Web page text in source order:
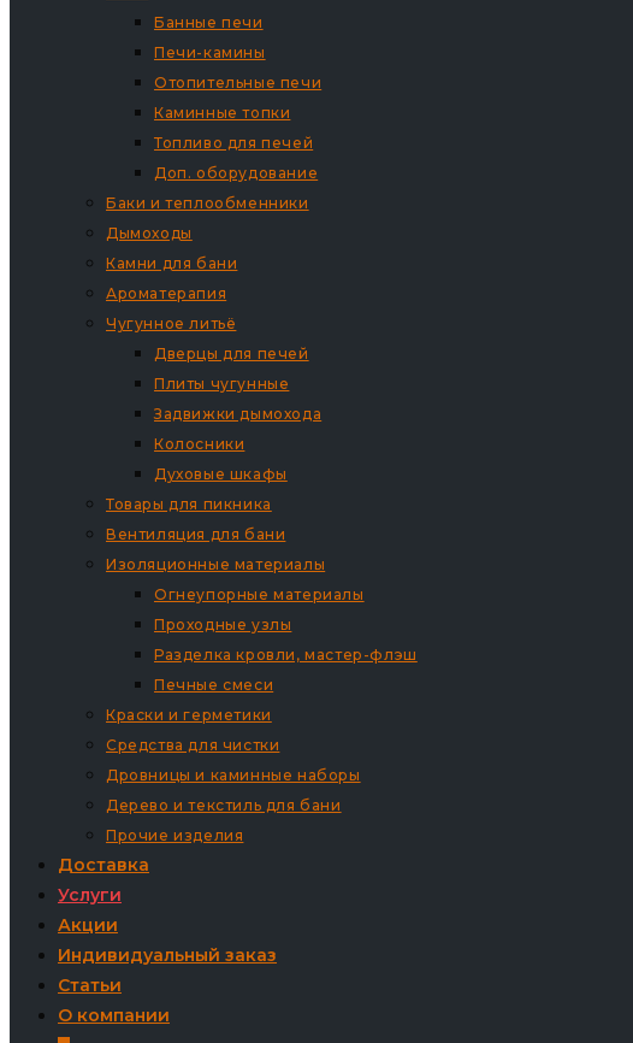
Банные печи
Печи-камины
Отопительные печи
Каминные топки
Топливо для печей
Доп. оборудование
Баки и теплообменники
Дымоходы
Камни для бани
Ароматерапия
Чугунное литьё
Дверцы для печей
Плиты чугунные
Задвижки дымохода
Колосники
Духовые шкафы
Товары для пикника
Вентиляция для бани
Изоляционные материалы
Огнеупорные материалы
Проходные узлы
Разделка кровли, мастер-флэш
Печные смеси
Краски и герметики
Средства для чистки
Дровницы и каминные наборы
Дерево и текстиль для бани
Прочие изделия
Доставка
Услуги
Акции
Индивидуальный заказ
Статьи
О компании